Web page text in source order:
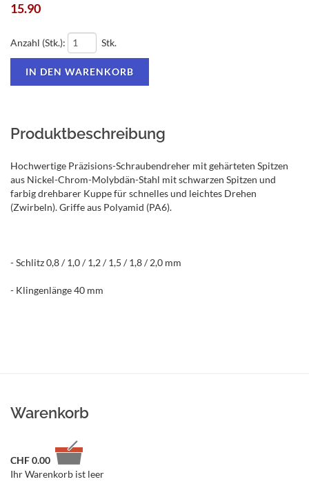
15.90
Anzahl (Stk.): Stk.
Produktbeschreibung
Hochwertige Präzisions-Schraubendreher mit gehärteten Spitzen
aus Nickel-Chrom-Molybdän-Stahl mit schwarzen Spitzen und
farbig drehbarer Kuppe für schnelles und leichtes Drehen
(Zwirbeln). Griffe aus Polyamid (PA6).
- Schlitz 0,8 / 1,0 / 1,2 / 1,5 / 1,8 / 2,0 mm
- Klingenlänge 40 mm
Warenkorb
CHF0.00
Ihr Warenkorb ist leer